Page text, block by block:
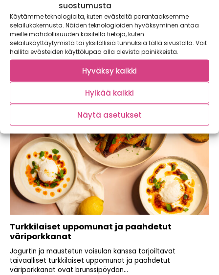
suostumusta
Käytämme teknologioita, kuten evästeitä parantaaksemme
selailukokemusta. Näiden teknologioiden hyväksyminen antaa
meille mahdollisuuden käsitellä tietoja, kuten
selailukäyttäytymistä tai yksilöllisiä tunnuksia tällä sivustolla. Voit
hallita evästeiden käyttölupaa alla olevista painikkeista.
Hyväksy kaikki
Hylkää kaikki
Näytä asetukset
Chorizo-papukeitto – lämmittävä keitto
viileisiin iltoihin
Lämmittävä chorizo-papukeitto on perinteisen nakkikeiton
haastaja! Tämä soppa maistuu koko perheelle ja maksaa
alle...
Turkkilaiset uppomunat ja paahdetut
väriporkkanat
Jogurtin ja maustetun voisulan kanssa tarjoiltavat
taivaalliset turkkilaiset uppomunat ja paahdetut
väriporkkanat ovat brunssipöydän...